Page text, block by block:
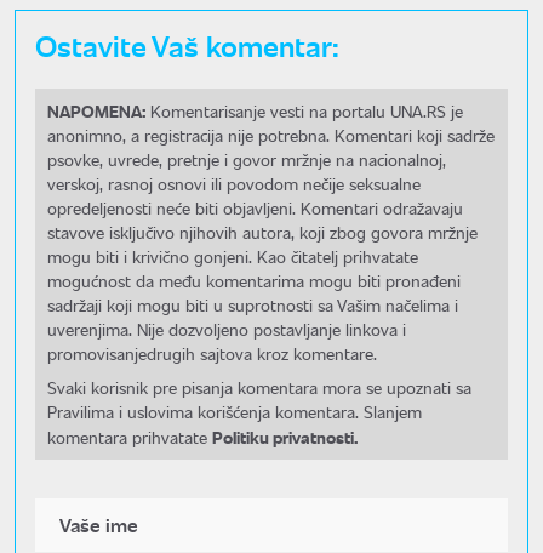
Ostavite Vaš komentar:
NAPOMENA: Komentarisanje vesti na portalu UNA.RS je
anonimno, a registracija nije potrebna. Komentari koji sadrže
psovke, uvrede, pretnje i govor mržnje na nacionalnoj,
verskoj, rasnoj osnovi ili povodom nečije seksualne
opredeljenosti neće biti objavljeni. Komentari odražavaju
stavove isključivo njihovih autora, koji zbog govora mržnje
mogu biti i krivično gonjeni. Kao čitatelj prihvatate
mogućnost da među komentarima mogu biti pronađeni
sadržaji koji mogu biti u suprotnosti sa Vašim načelima i
uverenjima. Nije dozvoljeno postavljanje linkova i
promovisanjedrugih sajtova kroz komentare.
Svaki korisnik pre pisanja komentara mora se upoznati sa
Pravilima i uslovima korišćenja komentara. Slanjem
komentara prihvatate Politiku privatnosti.